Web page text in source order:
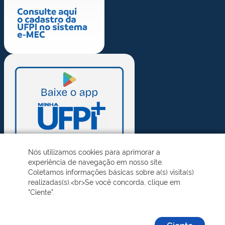
Nós utilizamos cookies para aprimorar a
experiência de navegação em nosso site.
Coletamos informações básicas sobre a(s) visita(s)
realizadas(s).<br>Se você concorda, clique em
"Ciente".